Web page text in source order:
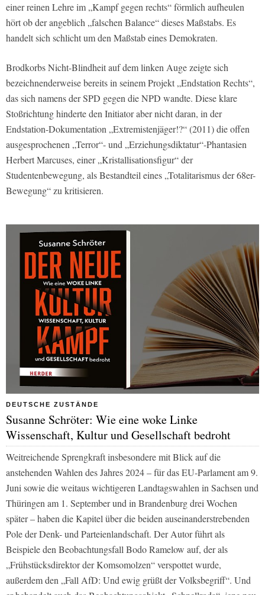
einer reinen Lehre im „Kampf gegen rechts“ förmlich aufheulen
hört ob der angeblich „falschen Balance“ dieses Maßstabs. Es
handelt sich schlicht um den Maßstab eines Demokraten.
Brodkorbs Nicht-Blindheit auf dem linken Auge zeigte sich
bezeichnenderweise bereits in seinem Projekt „Endstation Rechts“,
das sich namens der SPD gegen die NPD wandte. Diese klare
Stoßrichtung hinderte den Initiator aber nicht daran, in der
Endstation-Dokumentation „Extremistenjäger!?“ (2011) die offen
ausgesprochenen „Terror“- und „Erziehungsdiktatur“-Phantasien
Herbert Marcuses, einer „Kristallisationsfigur“ der
Studentenbewegung, als Bestandteil eines „Totalitarismus der 68er-
Bewegung“ zu kritisieren.
DEUTSCHE ZUSTÄNDE
Susanne Schröter: Wie eine woke Linke
Wissenschaft, Kultur und Gesellschaft bedroht
Weitreichende Sprengkraft insbesondere mit Blick auf die
anstehenden Wahlen des Jahres 2024 – für das EU-Parlament am 9.
Juni sowie die weitaus wichtigeren Landtagswahlen in Sachsen und
Thüringen am 1. September und in Brandenburg drei Wochen
später – haben die Kapitel über die beiden auseinanderstrebenden
Pole der Denk- und Parteienlandschaft. Der Autor führt als
Beispiele den Beobachtungsfall Bodo Ramelow auf, der als
„Frühstücksdirektor der Komsomolzen“ verspottet wurde,
außerdem den „Fall AfD: Und ewig grüßt der Volksbegriff“. Und